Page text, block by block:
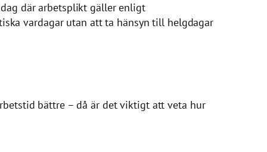
där arbetsplikt gäller enligt
vardagar utan att ta hänsyn till helgdagar
bättre – då är det viktigt att veta hur